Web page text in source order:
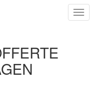
T
o